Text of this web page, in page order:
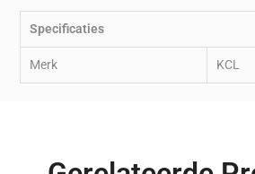
Specificaties
Merk KCL